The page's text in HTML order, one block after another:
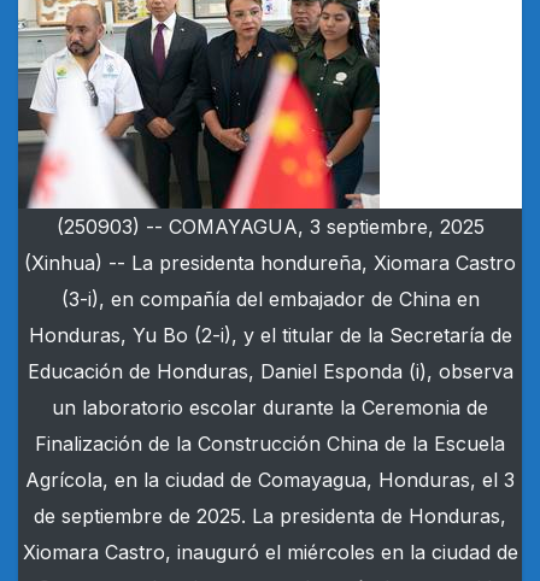
(250903) -- COMAYAGUA, 3 septiembre, 2025
(Xinhua) -- La presidenta hondureña, Xiomara Castro
(3-i), en compañía del embajador de China en
Honduras, Yu Bo (2-i), y el titular de la Secretaría de
Educación de Honduras, Daniel Esponda (i), observa
un laboratorio escolar durante la Ceremonia de
Finalización de la Construcción China de la Escuela
Agrícola, en la ciudad de Comayagua, Honduras, el 3
de septiembre de 2025. La presidenta de Honduras,
Xiomara Castro, inauguró el miércoles en la ciudad de